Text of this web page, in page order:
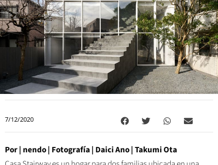
7/12/2020
Por | nendo | Fotografía | Daici Ano | Takumi Ota